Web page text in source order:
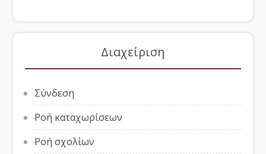
Διαχείριση
Σύνδεση
Ροή καταχωρίσεων
Ροή σχολίων